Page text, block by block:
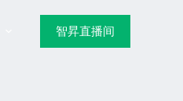
智昇直播间